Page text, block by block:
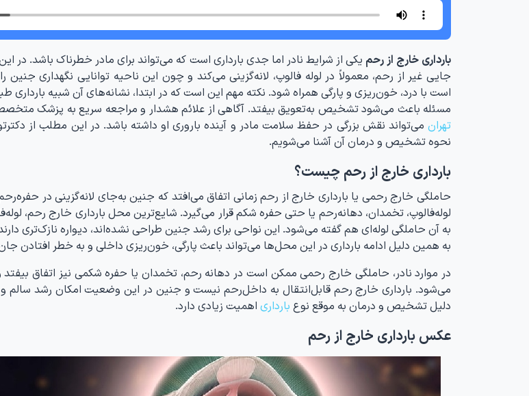
بارداری خارج از رحم یکی از شرایط نادر اما جدی بارداری است که می‌تواند برای مادر خطرناک باشد. در
جایی غیر از رحم، معمولاً در لوله فالوپ، لانه‌گزینی می‌کند و چون این ناحیه توانایی نگهداری جنین را
است با درد، خون‌ریزی و پارگی همراه شود. نکته مهم این است که در ابتدا، نشانه‌های آن شبیه
مسئله باعث می‌شود تشخیص به‌تعویق بیفتد. آگاهی از علائم هشدار و مراجعه سریع به پزشک
تهران می‌تواند نقش بزرگی در حفظ سلامت مادر و آینده باروری او داشته باشد. در این مطلب از
نحوه تشخیص و درمان آن آشنا می‌شویم.
بارداری خارج از رحم چیست؟
حاملگی خارج رحمی یا بارداری خارج از رحم زمانی اتفاق می‌افتد که جنین به‌جای لانه‌گزینی در
لوله‌فالوپ، تخمدان، دهانه‌رحم یا حتی حفره‌ شکم قرار می‌گیرد. شایع‌ترین محل بارداری خارج رحم،
به آن حاملگی لوله‌ای هم گفته می‌شود. این نواحی برای رشد جنین طراحی نشده‌اند، دیواره نازک‌تری
به همین دلیل ادامه بارداری در این محل‌ها می‌تواند باعث پارگی، خون‌ریزی داخلی و به خطر افتادن
در موارد نادر، حاملگی خارج رحمی ممکن است در دهانه رحم، تخمدان یا حفره شکمی نیز اتفاق
می‌شود. بارداری خارج رحم قابل‌انتقال به داخل‌رحم نیست و جنین در این وضعیت امکان رشد سالم و
دلیل تشخیص و درمان به موقع نوع بارداری اهمیت زیادی دارد.
عکس بارداری خارج از رحم